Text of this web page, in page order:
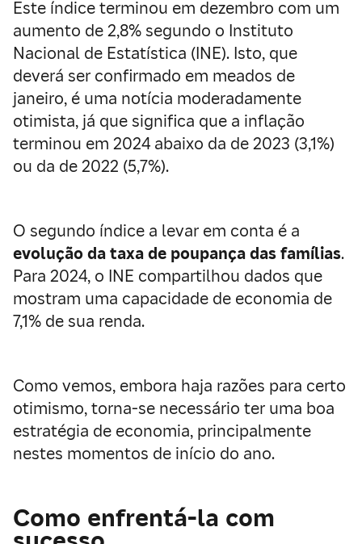
Este índice terminou em dezembro com um
aumento de 2,8% segundo o Instituto
Nacional de Estatística (INE). Isto, que
deverá ser confirmado em meados de
janeiro, é uma notícia moderadamente
otimista, já que significa que a inflação
terminou em 2024 abaixo da de 2023 (3,1%)
ou da de 2022 (5,7%).
O segundo índice a levar em conta é a
evolução da taxa de poupança das famílias.
Para 2024, o INE compartilhou dados que
mostram uma capacidade de economia de
7,1% de sua renda.
Como vemos, embora haja razões para certo
otimismo, torna-se necessário ter uma boa
estratégia de economia, principalmente
nestes momentos de início do ano.
Como enfrentá-la com